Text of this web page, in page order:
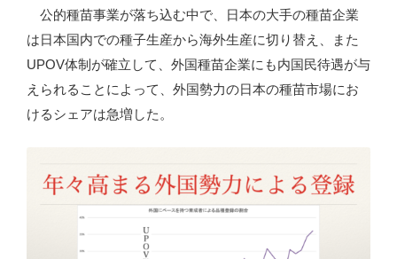
公的種苗事業が落ち込む中で、日本の大手の種苗企業
は日本国内での種子生産から海外生産に切り替え、また
UPOV体制が確立して、外国種苗企業にも内国民待遇が与
えられることによって、外国勢力の日本の種苗市場にお
けるシェアは急増した。